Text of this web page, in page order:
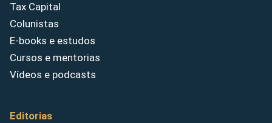
Tax Capital
Colunistas
E-books e estudos
Cursos e mentorias
Vídeos e podcasts
Editorias